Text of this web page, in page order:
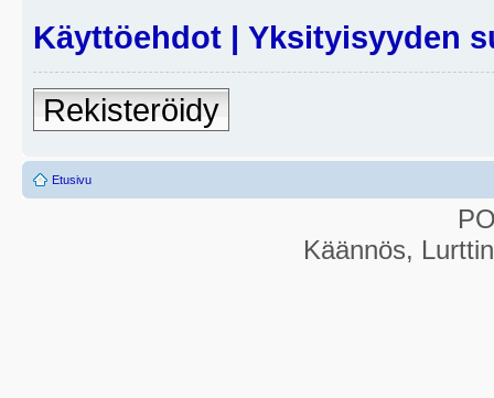
Käyttöehdot | Yksityisyyden
Rekisteröidy
Etusivu
Käännös,